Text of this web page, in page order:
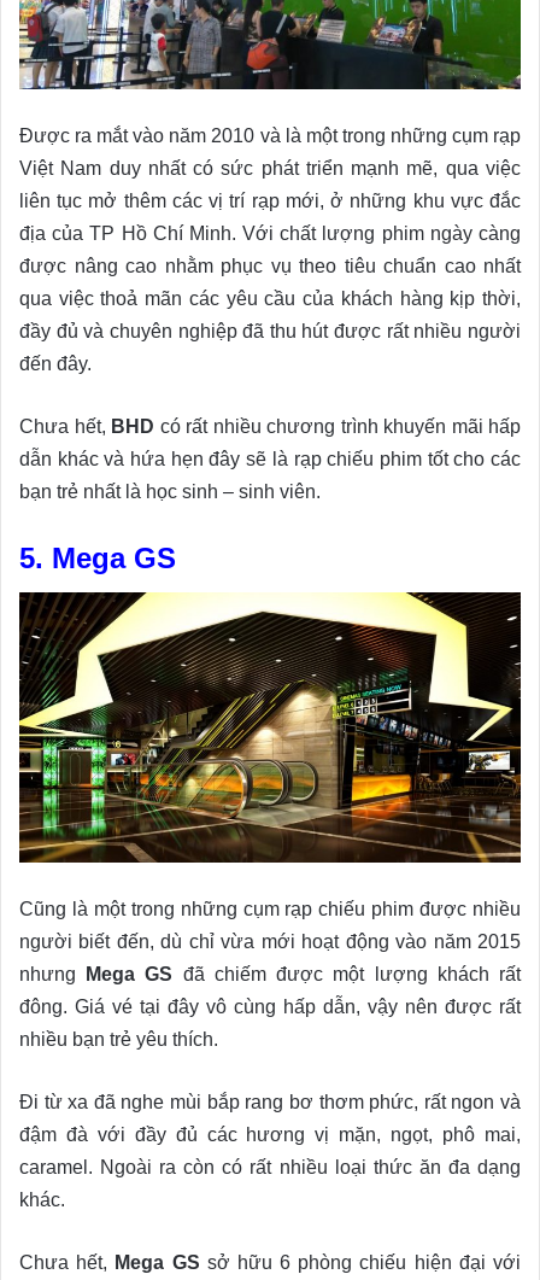
Được ra mắt vào năm 2010 và là một trong những cụm rạp
Việt Nam duy nhất có sức phát triển mạnh mẽ, qua việc
liên tục mở thêm các vị trí rạp mới, ở những khu vực đắc
địa của TP Hồ Chí Minh. Với chất lượng phim ngày càng
được nâng cao nhằm phục vụ theo tiêu chuẩn cao nhất
qua việc thoả mãn các yêu cầu của khách hàng kịp thời,
đầy đủ và chuyên nghiệp đã thu hút được rất nhiều người
đến đây.
Chưa hết, BHD có rất nhiều chương trình khuyến mãi hấp
dẫn khác và hứa hẹn đây sẽ là rạp chiếu phim tốt cho các
bạn trẻ nhất là học sinh – sinh viên.
5. Mega GS
Cũng là một trong những cụm rạp chiếu phim được nhiều
người biết đến, dù chỉ vừa mới hoạt động vào năm 2015
nhưng
Mega GS đã chiếm được một lượng khách rất
đông. Giá vé tại đây vô cùng hấp dẫn, vậy nên được rất
nhiều bạn trẻ yêu thích.
Đi từ xa đã nghe mùi bắp rang bơ thơm phức, rất ngon và
đậm đà với đầy đủ các hương vị mặn, ngọt, phô mai,
caramel. Ngoài ra còn có rất nhiều loại thức ăn đa dạng
khác.
Chưa hết, Mega GS sở hữu 6 phòng chiếu hiện đại với